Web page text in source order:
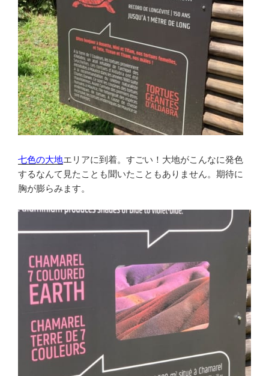
七色の大地エリアに到着。すごい！大地がこんなに発色
するなんて見たことも聞いたこともありません。期待に
胸が膨らみます。